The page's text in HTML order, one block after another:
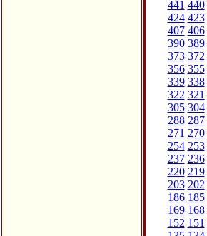
441 440
424 423
407 406
390 389
373 372
356 355
339 338
322 321
305 304
288 287
271 270
254 253
237 236
220 219
203 202
186 185
169 168
152 151